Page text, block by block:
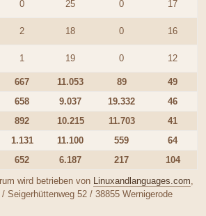
0 25 0
17
2 18 0
16
1 19 0 12
667 11.053 89
49
658 9.037 19.332
46
892 10.215 11.703
41
1.131 11.100 559
64
652 6.187 217
104
wird betrieben von Linuxandlanguages.com
Seigerhüttenweg 52 / 38855 Wernigerode